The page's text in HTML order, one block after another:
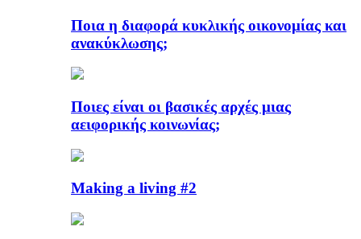
Ποια η διαφορά κυκλικής οικονομίας και
ανακύκλωσης;
Ποιες είναι οι βασικές αρχές μιας
αειφορικής κοινωνίας;
Making a living #2